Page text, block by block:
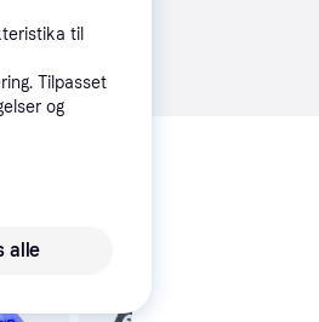
kr.
til
Tilpasset
og
alle